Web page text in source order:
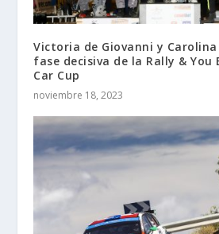
Victoria de Giovanni y
fase decisiva de la Rally &
Car Cup
noviembre 18, 2023